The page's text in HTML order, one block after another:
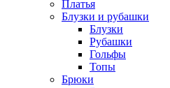
Платья
Блузки и рубашки
Блузки
Рубашки
Гольфы
Топы
Брюки